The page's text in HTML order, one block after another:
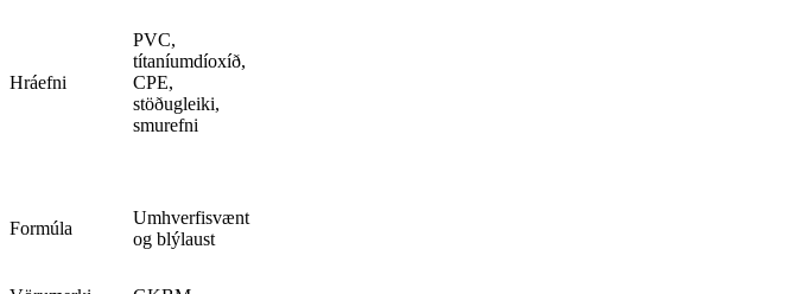
Hráefni
PVC,
títaníumdíoxíð,
CPE,
stöðugleiki,
smurefni
Formúla
Umhverfisvænt
og blýlaust